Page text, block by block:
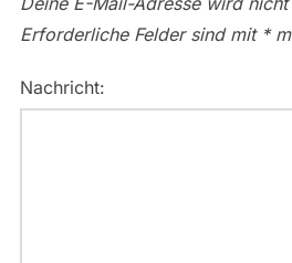
Erforderliche Felder sind mit *
Nachricht: